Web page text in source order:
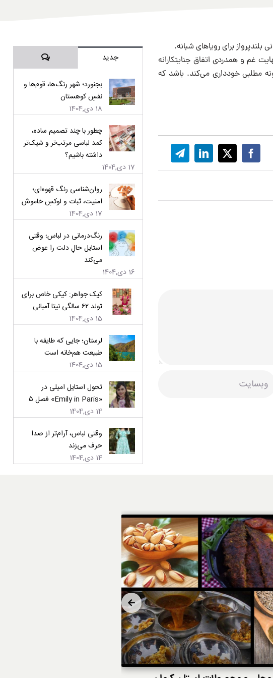
برای رویاهای شبانه.
غم و همدردی اتفاق جنایتکارانه
مطلبی خودداری می‌کند. باشد که
جدید دیدگاه‌ها
بجنورد؛ شهر رنگ‌ها، قوم‌ها و
نفسِ کوهستان
18 دی,1404
چطور با چند تصمیم ساده،
کمد لباسی مرتب‌تر و شیک‌تر
داشته باشیم؟
17 دی,1404
روان‌شناسی رنگ قهوه‌ای؛
امنیت، ثبات و لوکسِ خاموش
17 دی,1404
رنگ‌درمانی در لباس؛ وقتی
استایل حالِ دلت را عوض
می‌کند
16 دی,1404
کیک جواهر: کیکی خاص برای
تولد ۶۲ سالگی نیتا آمبانی
15 دی,1404
لرستان؛ جایی که طایفه با
طبیعت هم‌خانه است
15 دی,1404
تحول استایل امیلی در
«Emily in Paris» فصل ۵
14 دی,1404
وقتی لباس، آرام‌تر از صدا
حرف می‌زند
14 دی,1404